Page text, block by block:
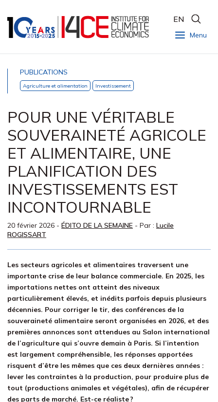
Menu
EN
PUBLICATIONS
Agriculture et alimentation Investissement
POUR UNE VÉRITABLE
SOUVERAINETÉ AGRICOLE
ET ALIMENTAIRE, UNE
PLANIFICATION DES
INVESTISSEMENTS EST
INCONTOURNABLE
20 février 2026 - ÉDITO DE LA SEMAINE - Par : Lucile
ROGISSART
Les secteurs agricoles et alimentaires traversent une
importante crise de leur balance commerciale. En 2025, les
importations nettes ont atteint des niveaux
particulièrement élevés, et inédits parfois depuis plusieurs
décennies. Pour corriger le tir, des conférences de la
souveraineté alimentaire seront organisées en 2026, et des
premières annonces sont attendues au Salon international
de l’agriculture qui s’ouvre demain à Paris. Si l’intention
est largement compréhensible, les réponses apportées
risquent d’être les mêmes que ces deux dernières années :
lever les contraintes à la production, pour produire plus de
tout (productions animales et végétales), afin de récupérer
des parts de marché. Est-ce réaliste ?